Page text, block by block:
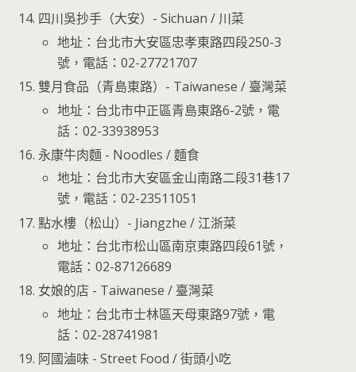
四川吳抄手（大安）- Sichuan / 川菜
地址：台北市大安區忠孝東路四段250-3
號，電話：02-27721707
雙月食品（青島東路）- Taiwanese / 臺灣菜
地址：台北市中正區青島東路6-2號，電
話：02-33938953
永康牛肉麵 - Noodles / 麵食
地址：台北市大安區金山南路二段31巷17
號，電話：02-23511051
點水樓（松山）- Jiangzhe / 江浙菜
地址：台北市松山區南京東路四段61號，
電話：02-87126689
女娘的店 - Taiwanese / 臺灣菜
地址：台北市士林區天母東路97號，電
話：02-28741981
阿國滷味 - Street Food / 街頭小吃